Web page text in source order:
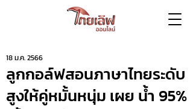
ลูกกอล์ฟสอนภาษาไทยระดับ
สูงให้คู่หมั้นหนุ่ม เผย น้ำ 95%
18 ม.ค. 2566